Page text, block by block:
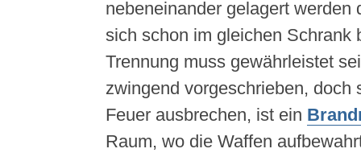
nebeneinander gelagert werden
sich schon im gleichen Schrank
Trennung muss gewährleistet
zwingend vorgeschrieben, doch
Feuer ausbrechen, ist ein
Raum, wo die Waffen